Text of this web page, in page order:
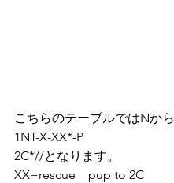
こちらのテーブルではNから
1NT-X-XX*-P
2C*//となります。
XX=rescue　pup to 2C